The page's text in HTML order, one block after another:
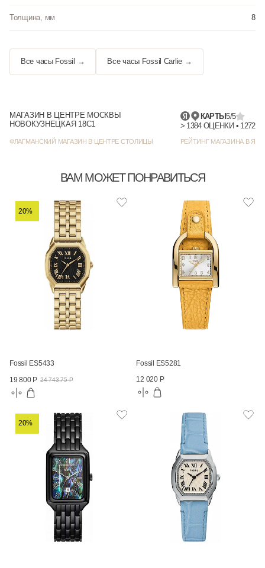
Толщина, мм 8
Все часы Fossil → Все часы Fossil Carlie →
МАГАЗИН В ЦЕНТРЕ МОСКВЫ
НОВОКУЗНЕЦКАЯ 18С1
ФЛАГМАНСКИЙ МАГАЗИН В ЦЕНТРЕ СТОЛИЦЫ
КАРТЫ5/5
РЕЙТИНГ МАГАЗИНА В
ВАМ МОЖЕТ ПОНРАВИТЬСЯ
20%
Fossil ES5433
19 800 Р 24 743.75 Р
Fossil ES5281
12 020 Р
20%